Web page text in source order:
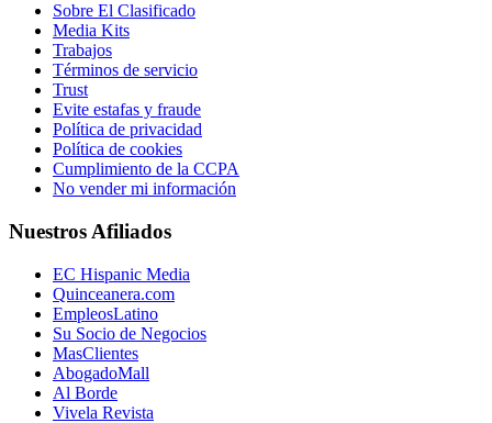
Sobre El Clasificado
Media Kits
Trabajos
Términos de servicio
Trust
Evite estafas y fraude
Política de privacidad
Política de cookies
Cumplimiento de la CCPA
No vender mi información
Nuestros Afiliados
EC Hispanic Media
Quinceanera.com
EmpleosLatino
Su Socio de Negocios
MasClientes
AbogadoMall
Al Borde
Vivela Revista